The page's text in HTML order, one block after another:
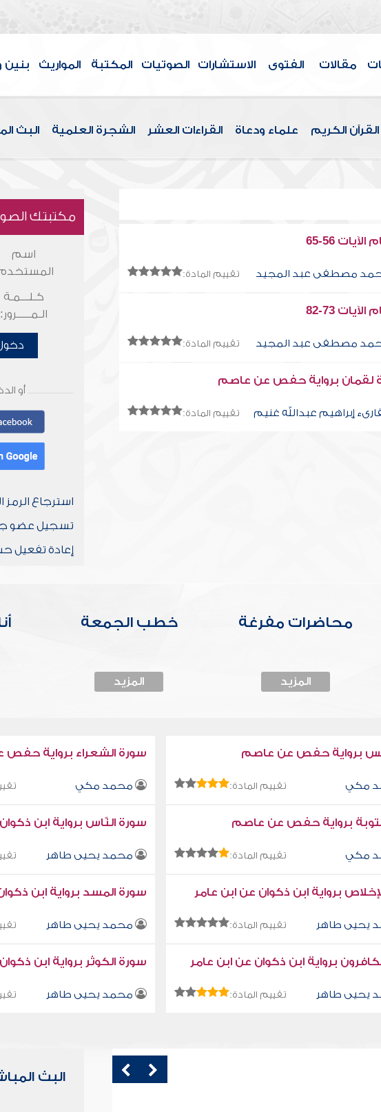
مقالات الفتوى الاستشارات الصوتيات المكتبة المواريث بنين
القرآن الكريم علماء ودعاة القراءات العشر الشجرة العلمية البث
الآيات 56-65
مصطفى عبد المجيد تقييم المادة:
الآيات 73-82
مصطفى عبد المجيد تقييم المادة:
لقمان برواية حفص عن عاصم
إبراهيم عبدالله غنيم تقييم المادة:
مكتبتك
اسم
كـلـــمـة
الـمـــــرور:
أو
استرجاع الرمز
تسجيل عضو
إعادة تفعيل
محاضرات مفرغة
المزيد
خطب الجمعة
المزيد
برواية حفص عن عاصم
مكي تقييم المادة:
سورة الشعراء برواية
محمد مكي
برواية حفص عن عاصم
مكي تقييم المادة:
سورة النّاس برواية ابن
محمد يحيى طاهر
برواية ابن ذكوان عن ابن عامر
يحيى طاهر تقييم المادة:
سورة المسد برواية ابن
محمد يحيى طاهر
برواية ابن ذكوان عن ابن عامر
يحيى طاهر تقييم المادة:
سورة الكوثر برواية ابن
محمد يحيى طاهر
البث